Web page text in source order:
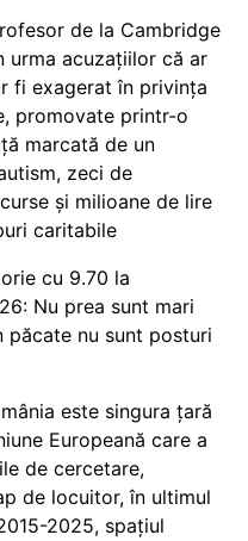
de la Cambridge
urma acuzațiilor că ar
fi exagerat în privința
promovate printr-o
marcată de un
zeci de
și milioane de lire
caritabile
cu 9.70 la
Nu prea sunt mari
păcate nu sunt posturi
este singura țară
Europeană care a
de cercetare,
de locuitor, în ultimul
2025, spațiul